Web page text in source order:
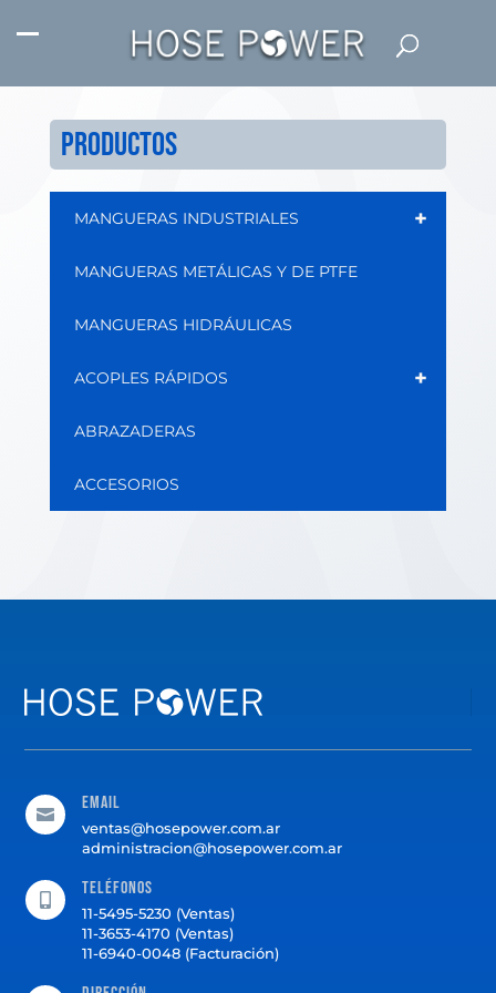
PRODUCTOS
+
MANGUERAS INDUSTRIALES
MANGUERAS METÁLICAS Y DE PTFE
MANGUERAS HIDRÁULICAS
+
ACOPLES RÁPIDOS
ABRAZADERAS
ACCESORIOS

Email
ventas@hosepower.com.ar
administracion@hosepower.com.ar
Teléfonos
11-5495-5230 (Ventas)
11-3653-4170 (Ventas)
11-6940-0048 (Facturación)